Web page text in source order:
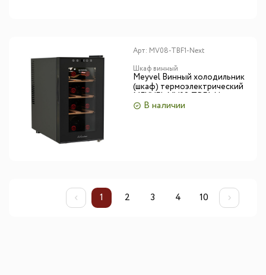
Арт: MV08-TBF1-Next
Шкаф винный
Meyvel Винный холодильник
(шкаф) термоэлектрический
MEYVEL MV08-TBF1-Next
В наличии
1 2 3 4 10